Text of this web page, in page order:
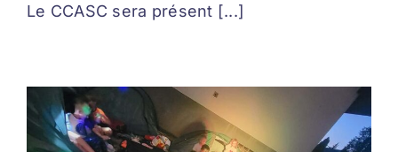
Le CCASC sera présent [...]